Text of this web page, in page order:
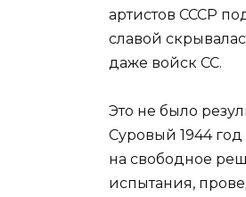
артистов СССР
славой
даже войск СС.
Это не было
Суровый 1944
на свободное
испытания,